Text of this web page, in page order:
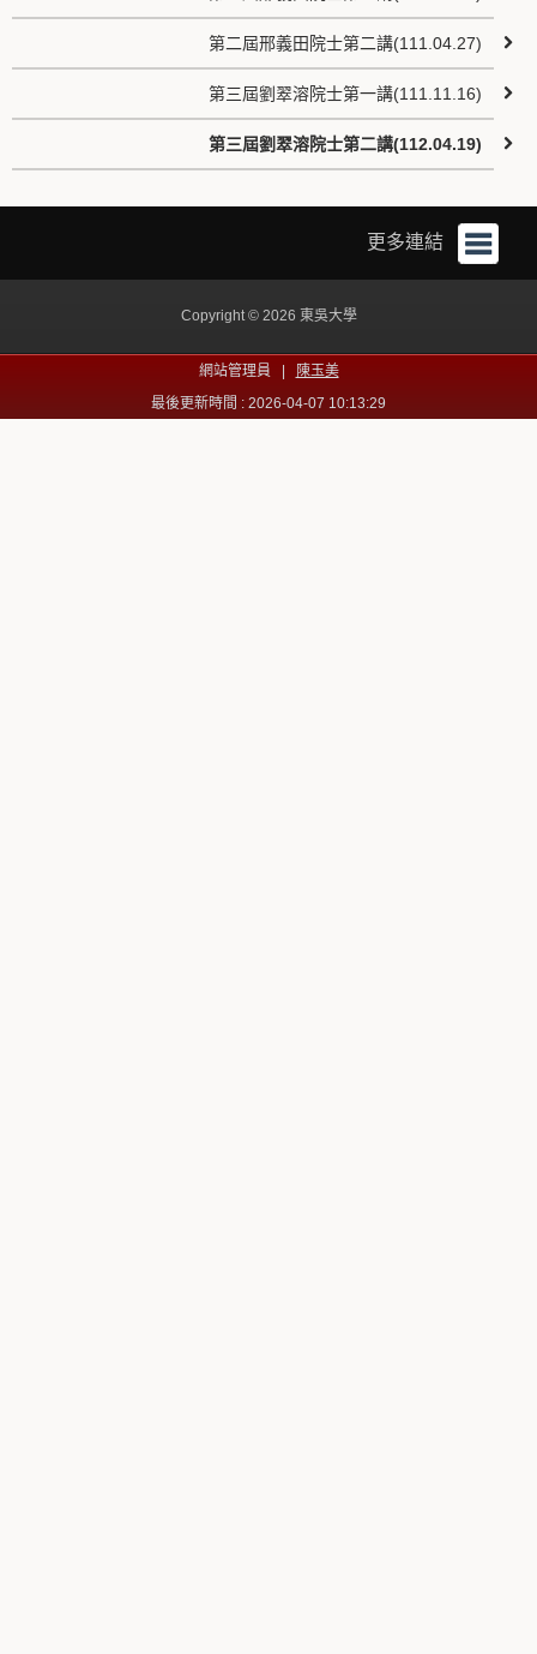
第二屆邢義田院士第二講(111.04.27)
第三屆劉翠溶院士第一講(111.11.16)
第三屆劉翠溶院士第二講(112.04.19)
更多連結
Copyright © 2026 東吳大學
網站管理員 |
陳玉美
最後更新時間 : 2026-04-07 10:13:29